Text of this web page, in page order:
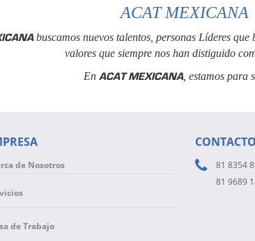
ACAT MEXICANA
buscamos nuevos talentos, personas Líderes
valores que siempre nos han distiguido
En ACAT MEXICANA, estamos para
de Nosotros
de Trabajo
CONTACTO
81 8354
81 9689